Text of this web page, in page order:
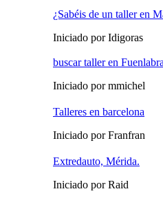
¿Sabéis de un taller en
Iniciado por Idigoras
buscar taller en
Iniciado por mmichel
Talleres en barcelona
Iniciado por Franfran
Extredauto, Mérida.
Iniciado por Raid